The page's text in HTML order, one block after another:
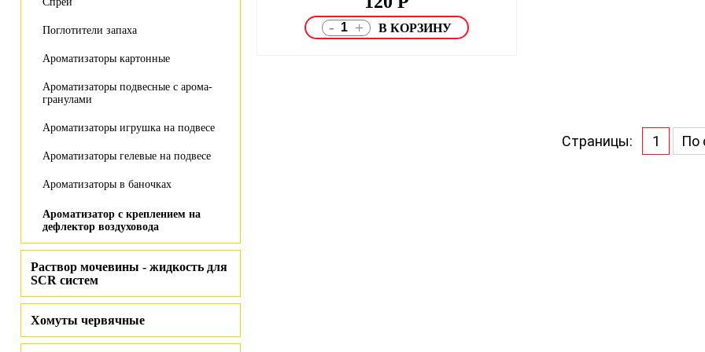
Поглотители запаха
Ароматизаторы картонные
Ароматизаторы подвесные с арома-
гранулами
Ароматизаторы игрушка на подвесе
Ароматизаторы гелевые на подвесе
Ароматизаторы в баночках
Ароматизатор с креплением на
дефлектор воздуховода
Раствор мочевины - жидкость для
SCR систем
Хомуты червячные
- +
Страницы: 1 По